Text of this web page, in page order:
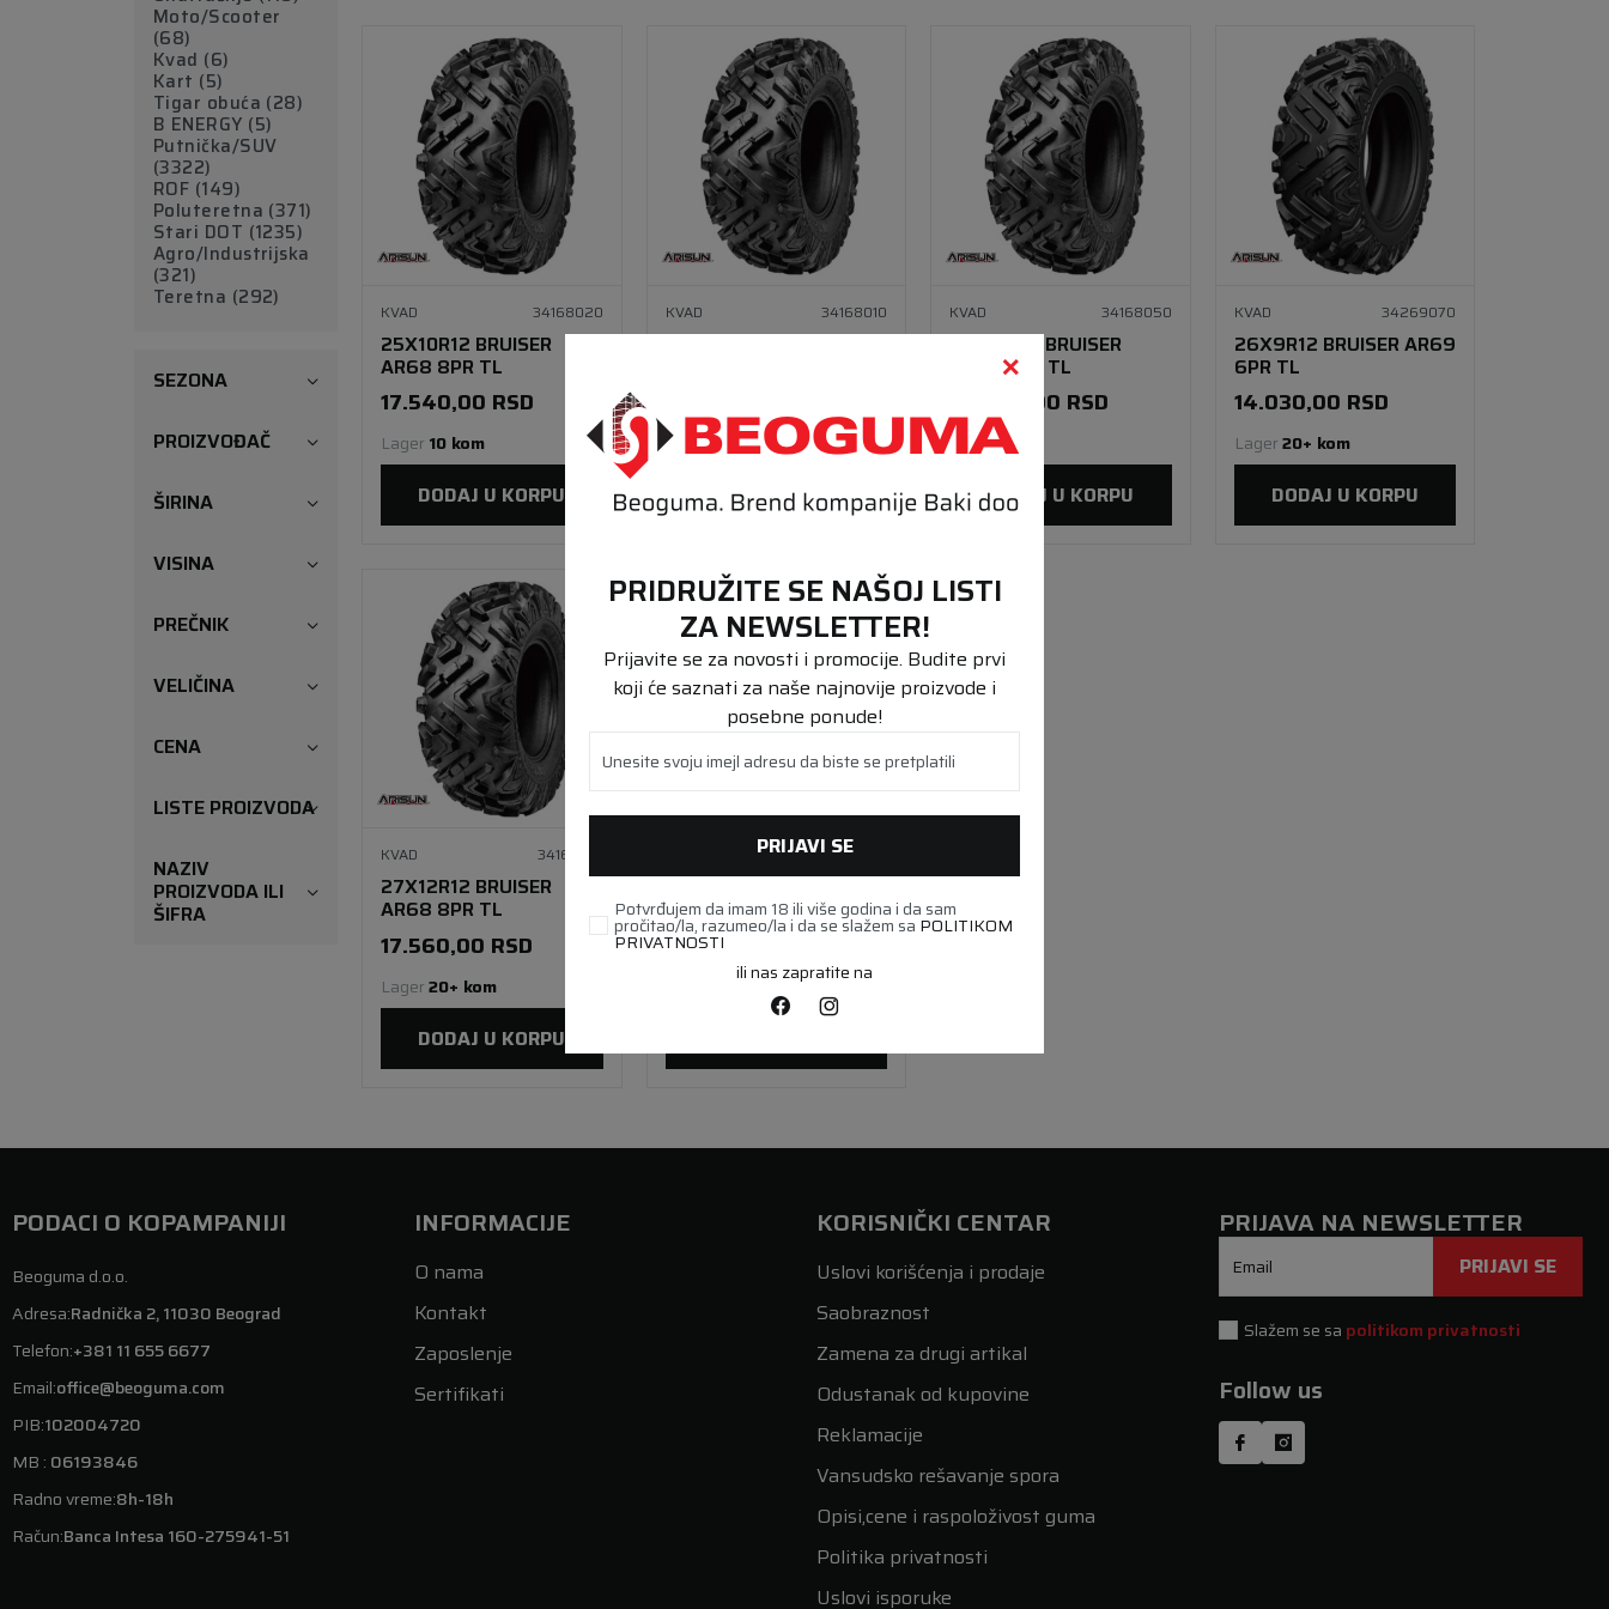
Moto/Scooter
(68)
Kvad (6)
Kart (5)
Tigar obuća (28)
B ENERGY (5)
Putnička/SUV
(3322)
ROF (149)
Poluteretna (371)
Stari DOT (1235)
Agro/Industrijska
(321)
Teretna (292)
SEZONA
PROIZVOĐAČ
ŠIRINA
VISINA
PREČNIK
VELIČINA
CENA
LISTE PROIZVODA
NAZIV
PROIZVODA ILI
ŠIFRA
KVAD 34168020
25X10R12 BRUISER
AR68 8PR TL
17.540,00 RSD
Lager 10 kom
DODAJ U KORPU
KVAD 34168010
25X8R12 BRUISER AR68
Lager 18 kom
DODAJ U KORPU
KVAD 34168050
26X12R12 BRUISER
AR68 8PR TL
22.940,00 RSD
Lager 1 kom
DODAJ U KORPU
KVAD 34269070
26X9R12 BRUISER AR69
6PR TL
14.030,00 RSD
Lager 20+ kom
DODAJ U KORPU
KVAD 34168100
27X12R12 BRUISER
AR68 8PR TL
17.560,00 RSD
Lager 20+ kom
DODAJ U KORPU
34168090
8PR TL
15.980,00
20+ kom
PODACI O KOPAMPANIJI
Beoguma d.o.o.
Adresa:Radnička 2, 11030 Beograd
Telefon:+381 11 655 6677
Email:office@beoguma.com
PIB:102004720
MB : 06193846
Radno vreme:8h-18h
Račun:Banca Intesa 160-275941-51
INFORMACIJE
O nama
Kontakt
Zaposlenje
Sertifikati
KORISNIČKI CENTAR
Uslovi korišćenja i prodaje
Saobraznost
Zamena za drugi artikal
Odustanak od kupovine
Reklamacije
Vansudsko rešavanje spora
Opisi,cene i raspoloživost guma
Politika privatnosti
Uslovi isporuke
PRIJAVA NA NEWSLETTER
Email PRIJAVI SE
Slažem se sa politikom privatnosti
Follow us
PRIDRUŽITE SE NAŠOJ LISTI
ZA NEWSLETTER!
Prijavite se za novosti i promocije. Budite prvi
koji će saznati za naše najnovije proizvode i
posebne ponude!
Unesite svoju imejl adresu da biste se pretplatili
PRIJAVI SE
Potvrđujem da imam 18 ili više godina i da sam
pročitao/la, razumeo/la i da se slažem sa POLITIKOM
PRIVATNOSTI
ili nas zapratite na